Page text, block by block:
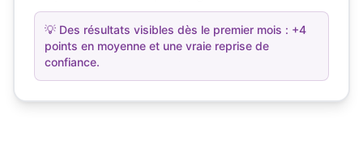
💡 Des résultats visibles dès le premier mois : +4
points en moyenne et une vraie reprise de
confiance.